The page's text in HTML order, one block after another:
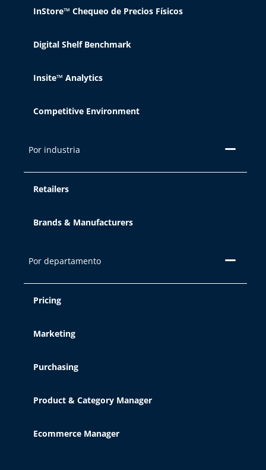
InStore™ Chequeo de Precios Físicos
Digital Shelf Benchmark
Insite™ Analytics
Competitive Environment
Por industria
Retailers
Brands & Manufacturers
Por departamento
Pricing
Marketing
Purchasing
Product & Category Manager
Ecommerce Manager